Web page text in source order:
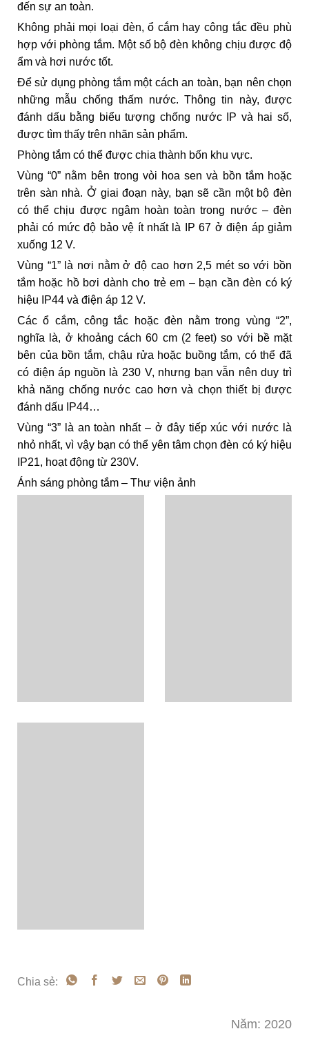
đến sự an toàn.
Không phải mọi loại đèn, ổ cắm hay công tắc đều phù
hợp với phòng tắm. Một số bộ đèn không chịu được độ
ẩm và hơi nước tốt.
Để sử dụng phòng tắm một cách an toàn, bạn nên chọn
những mẫu chống thấm nước. Thông tin này, được
đánh dấu bằng biểu tượng chống nước IP và hai số,
được tìm thấy trên nhãn sản phẩm.
Phòng tắm có thể được chia thành bốn khu vực.
Vùng “0” nằm bên trong vòi hoa sen và bồn tắm hoặc
trên sàn nhà. Ở giai đoạn này, bạn sẽ cần một bộ đèn
có thể chịu được ngâm hoàn toàn trong nước – đèn
phải có mức độ bảo vệ ít nhất là IP 67 ở điện áp giảm
xuống 12 V.
Vùng “1” là nơi nằm ở độ cao hơn 2,5 mét so với bồn
tắm hoặc hồ bơi dành cho trẻ em – bạn cần đèn có ký
hiệu IP44 và điện áp 12 V.
Các ổ cắm, công tắc hoặc đèn nằm trong vùng “2”,
nghĩa là, ở khoảng cách 60 cm (2 feet) so với bề mặt
bên của bồn tắm, chậu rửa hoặc buồng tắm, có thể đã
có điện áp nguồn là 230 V, nhưng bạn vẫn nên duy trì
khả năng chống nước cao hơn và chọn thiết bị được
đánh dấu IP44…
Vùng “3” là an toàn nhất – ở đây tiếp xúc với nước là
nhỏ nhất, vì vậy bạn có thể yên tâm chọn đèn có ký hiệu
IP21, hoạt động từ 230V.
Ánh sáng phòng tắm – Thư viện ảnh
Chia sẻ:
Năm: 2020